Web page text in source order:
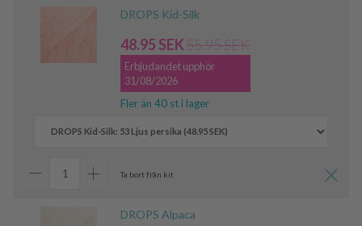
DROPS Kid-Silk
48.95 SEK55.95 SEK
Erbjudandet upphör
31/08/2026
Fler än 40 st i lager
Ta bort från kit
DROPS Alpaca